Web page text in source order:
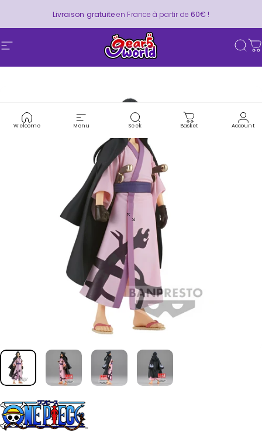
Livraison gratuiteen France à partir de 60€ !
Site navigation Gear5World
Welcome Menu Seek Basket Account